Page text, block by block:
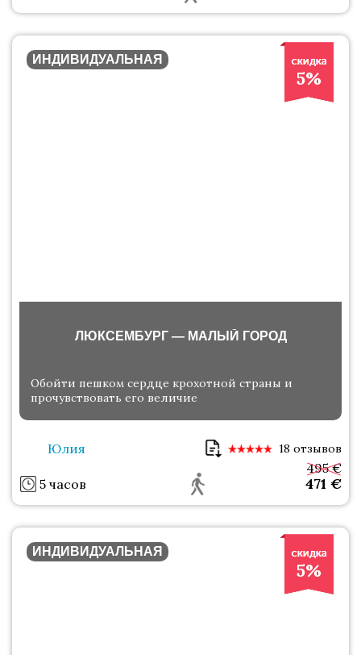
5%
ИНДИВИДУАЛЬНАЯ
ЛЮКСЕМБУРГ — МАЛЫЙ ГОРОД
Обойти пешком сердце крохотной страны и
прочувствовать его величие
Юлия 18 отзывов
5 часов 471 €
495 €
5%
ИНДИВИДУАЛЬНАЯ